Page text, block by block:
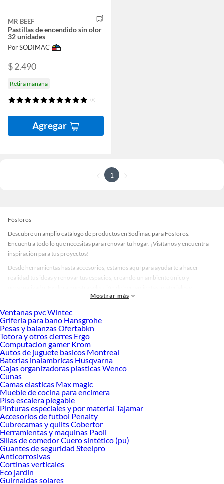
MR BEEF
Pastillas de encendido sin olor
32 unidades
Por SODIMAC
$ 2.490
Retira mañana
(6)
Agregar
1
Fósforos
Descubre un amplio catálogo de productos en Sodimac para Fósforos.
Encuentra todo lo que necesitas para renovar tu hogar. ¡Visítanos y encuentra
inspiración para tus proyectos!
Desde herramientas hasta accesorios, estamos aquí para ayudarte a hacer
realidad tus ideas y renovar tus espacios, creando un ambiente único y
accesorios de calidad que te ayudarán a crear un espacio más tú.
Desde remodelaciones hasta proyectos de decoración, estamos aquí para hacer
tus ideas realidad. ¡Visítanos y encuentra todo lo que tenemos para ofrecerte en
Fósforos!
Explora la variedad de productos de Fósforos en Sodimac
Herramientas, materiales y accesorios de calidad para tus proyectos y
renovación de espacios. ¡Visítanos y descubre todo lo que tenemos para
ofrecerte!
Encuentra una amplia variedad de productos de Fósforos en Sodimac.
Encuentra todo lo necesario para tus proyectos de renovación y decoración.
¡Visítanos y haz tus ideas realidad!
Mostrar más
Ventanas pvc Wintec
Griferia para bano Hansgrohe
Pesas y balanzas Ofertabkn
Totora y otros cierres Ergo
Computacion gamer Krom
Autos de juguete basicos Montreal
Baterias inalambricas Husqvarna
Cajas organizadoras plasticas Wenco
Cunas
Camas elasticas Max magic
Mueble de cocina para encimera
Piso escalera plegable
Pinturas especiales y por material Tajamar
Accesorios de futbol Penalty
Cubrecamas y quilts Cobertor
Herramientas y maquinas Paoli
Sillas de comedor Cuero sintético (pu)
Guantes de seguridad Steelpro
Anticorrosivas
Cortinas verticales
Eco jardin
Guirnaldas solares